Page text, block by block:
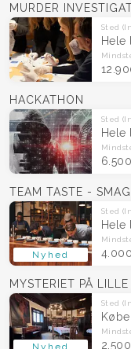
MURDER
Sted
Hele
HACKATHON
Sted
Hele
Nyhed
TEAM TASTE -
Sted
Hele
Nyhed
MYSTERIET PÅ
Sted